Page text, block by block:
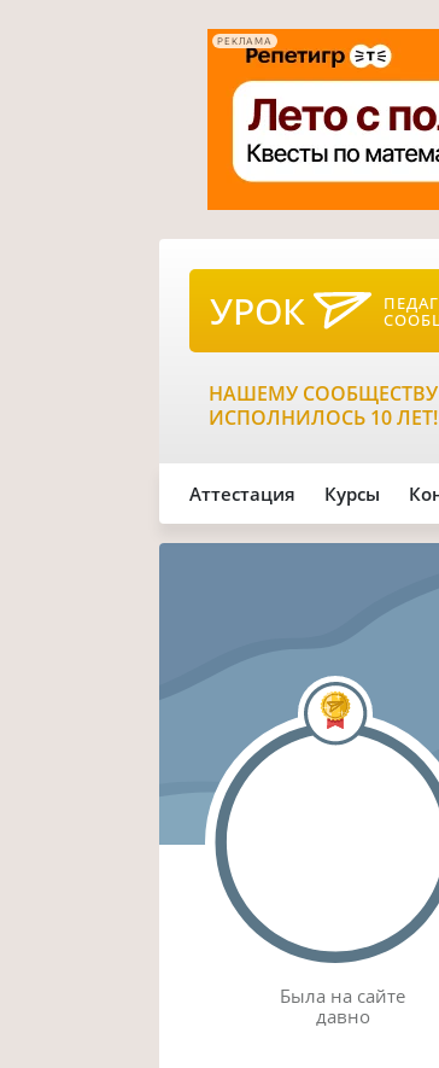
РЕКЛАМА
УРОК
НАШЕМУ СООБЩЕСТВУ
ИСПОЛНИЛОСЬ 10 ЛЕТ!
Аттестация Курсы
Была на сайте
давно